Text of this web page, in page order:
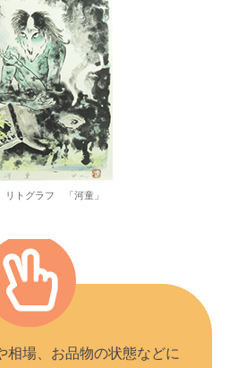
トグラフ 「河童」
場、お品物の状態などに